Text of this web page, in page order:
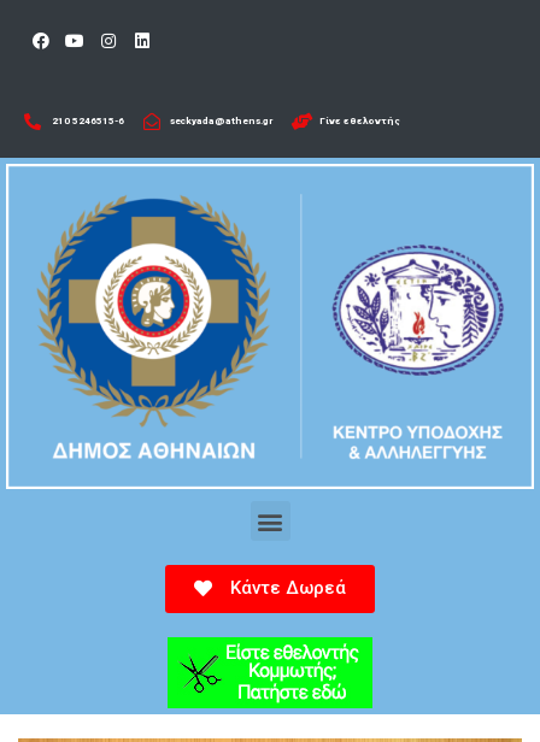
210 5246515-6​ seckyada@athens.gr Γίνε εθελοντής
Κάντε Δωρεά